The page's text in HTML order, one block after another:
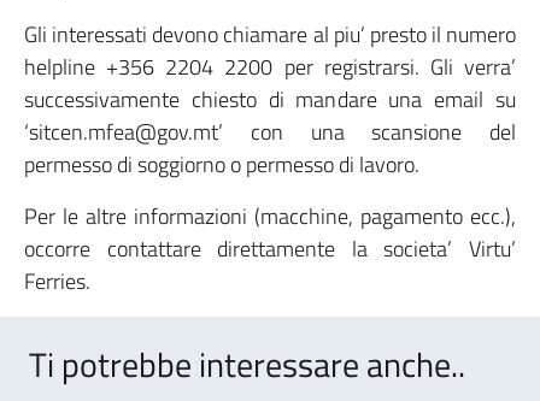
Gli interessati devono chiamare al piu’ presto il numero
helpline +356 2204 2200 per registrarsi. Gli verra’
successivamente chiesto di mandare una email su
‘sitcen.mfea@gov.mt’ con una scansione del
permesso di soggiorno o permesso di lavoro.
Per le altre informazioni (macchine, pagamento ecc.),
occorre contattare direttamente la societa’ Virtu’
Ferries.
Ti potrebbe interessare anche..